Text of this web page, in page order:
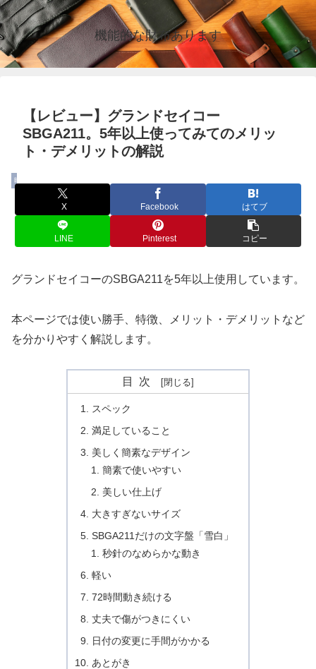
機能的な財布あります
【レビュー】グランドセイコー
SBGA211。5年以上使ってみてのメリッ
ト・デメリットの解説
時計
X Facebook はてブ
LINE Pinterest コピー
グランドセイコーのSBGA211を5年以上使用しています。
本ページでは使い勝手、特徴、メリット・デメリットなど
を分かりやすく解説します。
目次
スペック
満足していること
美しく簡素なデザイン
簡素で使いやすい
美しい仕上げ
大きすぎないサイズ
SBGA211だけの文字盤「雪白」
秒針のなめらかな動き
軽い
72時間動き続ける
丈夫で傷がつきにくい
日付の変更に手間がかかる
あとがき